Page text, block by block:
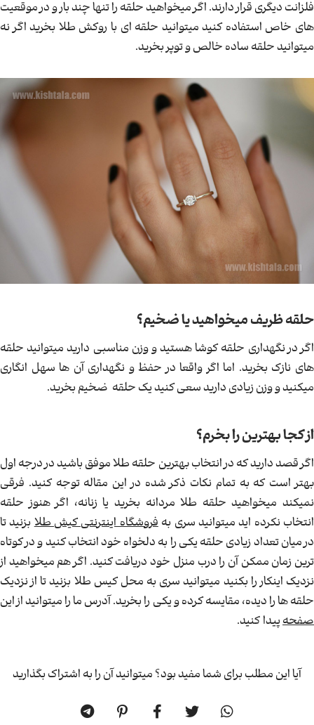
فلزانت دیگری قرار دارند. اگر میخواهید حلقه را تنها چند بار و در موقعیت
های خاص استفاده کنید میتوانید حلقه ای با روکش طلا بخرید اگر نه
میتوانید حلقه ساده خالص و توپر بخرید.
حلقه ظریف میخواهید یا ضخیم؟
اگر در نگهداری حلقه کوشا هستید و وزن مناسبی دارید میتوانید حلقه
های نازک بخرید. اما اگر واقعا در حفظ و نگهداری آن ها سهل انگاری
میکنید و وزن زیادی دارید سعی کنید یک حلقه ضخیم بخرید.
از کجا بهترین را بخرم؟
اگر قصد دارید که در انتخاب بهترین حلقه طلا موفق باشید در درجه اول
بهتر است که به تمام نکات ذکر شده در این مقاله توجه کنید. فرقی
نمیکند میخواهید حلقه طلا مردانه بخرید یا زنانه، اگر هنوز حلقه
انتخاب نکرده اید میتوانید سری بهفروشگاه اینترنتی کیش طلابزنید تا
در میان تعداد زیادی حلقه یکی را به دلخواه خود انتخاب کنید و در کوتاه
ترین زمان ممکن آن را درب منزل خود دریافت کنید. اگر هم میخواهید از
نزدیک اینکار را بکنید میتوانید سری به محل کیس طلا بزنید تا از نزدیک
حلقه ها را دیده، مقایسه کرده و یکی را بخرید. آدرس ما را میتوانید از این
صفحهپیدا کنید.
آیا این مطلب برای شما مفید بود؟ میتوانید آن را به اشتراک بگذارید